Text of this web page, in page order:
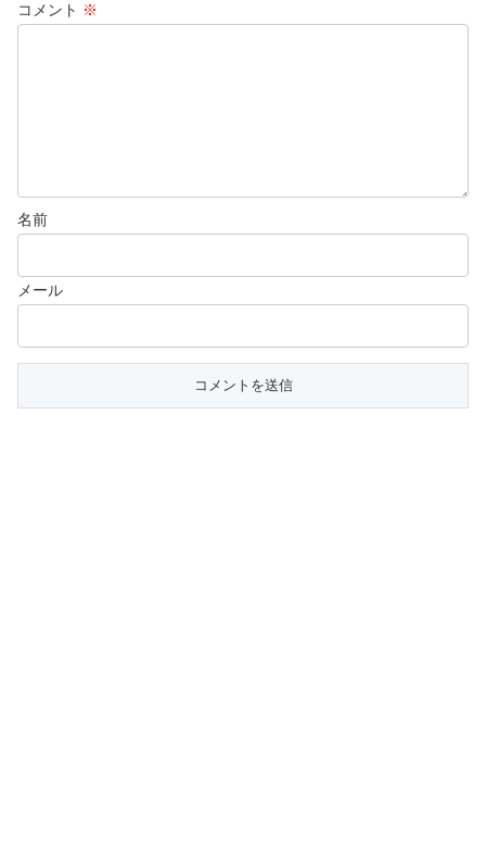
コメント ※
名前
メール